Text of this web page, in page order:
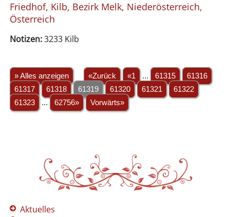
Friedhof, Kilb, Bezirk Melk, Niederösterreich,
Österreich
Notizen:3233 Kilb
» Alles anzeigen «Zurück «1 ... 61315
61316
61317
61318 61319 61320 61321
61322
61323
... 62756» Vorwärts»
Aktuelles